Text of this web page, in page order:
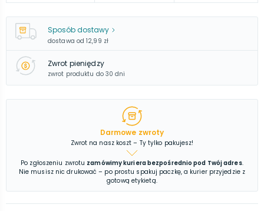
Sposób dostawy
dostawa od 12,99 zł
Zwrot pieniędzy
zwrot produktu do 30 dni
Darmowe zwroty
Zwrot na nasz koszt – Ty tylko pakujesz!
Po zgłoszeniu zwrotu zamówimy kuriera bezpośrednio pod Twój adres.
Nie musisz nic drukować – po prostu spakuj paczkę, a kurier przyjedzie z
gotową etykietą.